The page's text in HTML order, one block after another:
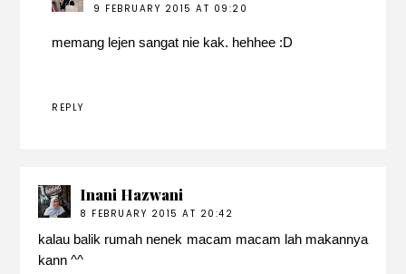
9 FEBRUARY 2015 AT 09:20
memang lejen sangat nie kak. hehhee :D
REPLY
Inani Hazwani
8 FEBRUARY 2015 AT 20:42
kalau balik rumah nenek macam macam lah makannya
kann ^^